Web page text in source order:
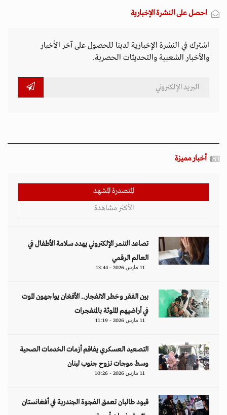
احصل على النشرة الإخبارية
اشترك في النشرة الإخبارية لدينا للحصول على آخر الأخبار
والأخبار الشعبية والتحديثات الحصرية.
أخبار مميزة
المتصدرة المشهد
الأكثر مشاهدة
تصاعد التنمر الإلكتروني يهدد سلامة الأطفال في
العالم الرقمي
11 مارس 2026 - 13:44
بين الفقر وخطر الانفجار.. الأفغان يواجهون الموت
في أراضيهم الملوثة بالمتفجرات
11 مارس 2026 - 11:19
التصعيد العسكري يفاقم أزمات الخدمات الصحية
وسط موجات نزوح جنوب لبنان
11 مارس 2026 - 10:26
قيود طالبان تعمق الفجوة الجندرية في أفغانستان